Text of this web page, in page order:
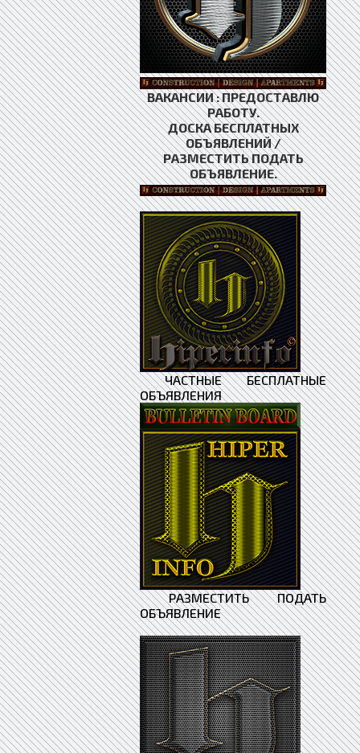
ВАКАНСИИ : ПРЕДОСТАВЛЮ
РАБОТУ.
ДОСКА БЕСПЛАТНЫХ
ОБЪЯВЛЕНИЙ /
РАЗМЕСТИТЬ ПОДАТЬ
ОБЪЯВЛЕНИЕ.
ЧАСТНЫЕ БЕСПЛАТНЫЕ
ОБЪЯВЛЕНИЯ
РАЗМЕСТИТЬ ПОДАТЬ
ОБЪЯВЛЕНИЕ